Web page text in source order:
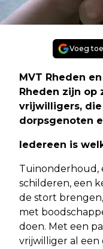
Voeg
MVT Rheden
Rheden zijn op
vrijwilligers,
dorpsgenoten
Iedereen is
Tuinonderhoud,
schilderen, een
de stort
met
doen. Met een
vrijwilliger al een